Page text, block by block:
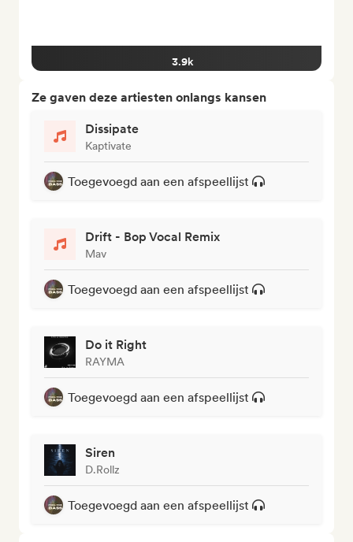
3.9k
Ze gaven deze artiesten onlangs kansen
Dissipate
Kaptivate
Toegevoegd aan een afspeellijst
Drift - Bop Vocal Remix
Mav
Toegevoegd aan een afspeellijst
Do it Right
RAYMA
Toegevoegd aan een afspeellijst
Siren
D.Rollz
Toegevoegd aan een afspeellijst